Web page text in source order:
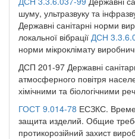
шуму, ультразвуку та
Державні санітарні норми
локальної вібрації ДСН
норми мікроклімату
ДСП 201-97 Державні
атмосферного повітря
хімічними та біологічними
ГОСТ 9.014-78 ЕСЗКС.
защита изделий. Общие
протикорозійний захист